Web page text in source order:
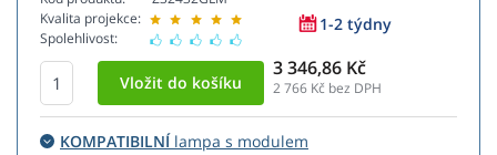
Kvalita projekce:
Spolehlivost:
1-2 týdny
3 346,86 Kč
2 766 Kč bez DPH
KOMPATIBILNÍlampa s modulem